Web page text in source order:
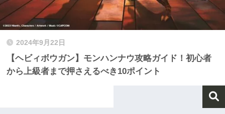
2024年9月22日
【ヘビィボウガン】モンハンナウ攻略ガイド！初心者
から上級者まで押さえるべき10ポイント